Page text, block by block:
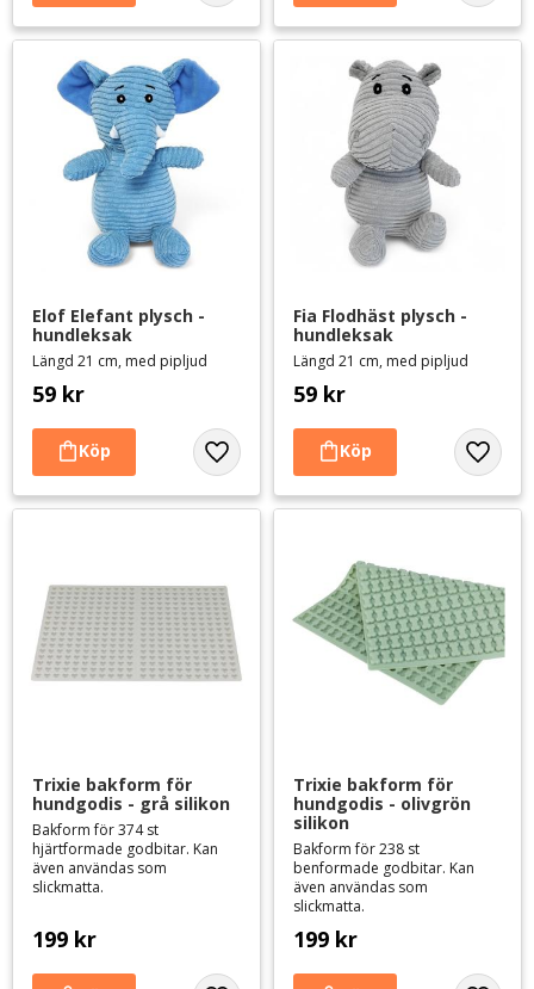
Elof Elefant plysch -
hundleksak
Längd 21 cm, med pipljud
59 kr
Lägg till i favoriter
Fia Flodhäst plysch -
hundleksak
Längd 21 cm, med pipljud
59 kr
Lägg
Trixie bakform för
hundgodis - grå silikon
Bakform för 374 st
hjärtformade godbitar. Kan
även användas som
slickmatta.
199 kr
Trixie bakform för
hundgodis - olivgrön
silikon
Bakform för 238 st
benformade godbitar. Kan
även användas som
slickmatta.
199 kr